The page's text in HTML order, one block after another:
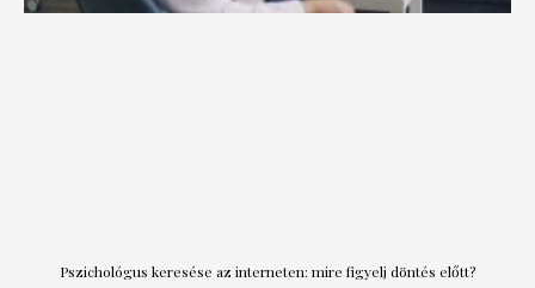
Pszichológus keresése az interneten: mire figyelj döntés előtt?